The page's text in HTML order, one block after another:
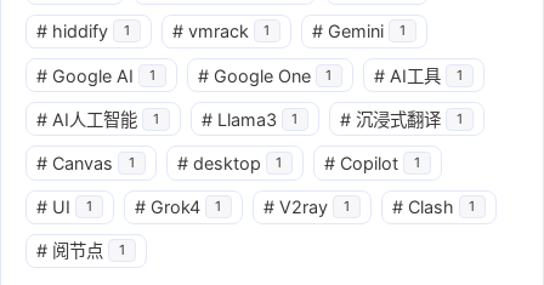
# hiddify 1 # vmrack 1 # Gemini 1
# Google AI 1 # Google One 1 # AI工具 1
# AI人工智能 1 # Llama3 1 # 沉浸式翻译 1
# Canvas 1 # desktop 1 # Copilot 1
# UI 1 # Grok4 1 # V2ray 1 # Clash 1
# 阅节点 1